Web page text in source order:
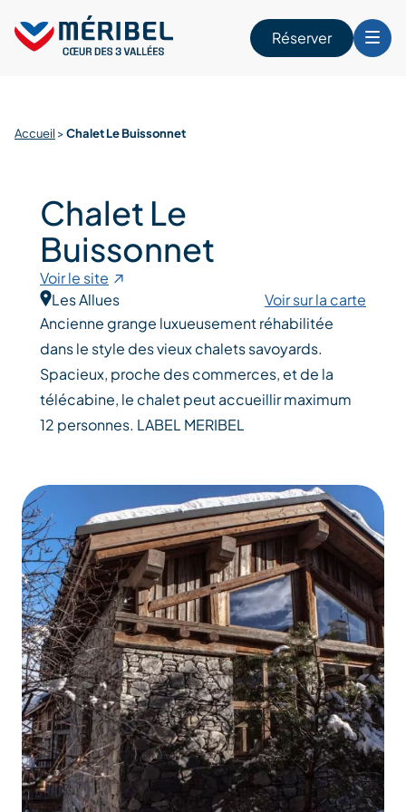
content
Réserver
Accueil >Chalet Le Buissonnet
Chalet Le
Buissonnet
Voir le site
Les Allues
Voir sur la carte
Ancienne grange luxueusement réhabilitée
dans le style des vieux chalets savoyards.
Spacieux, proche des commerces, et de la
télécabine, le chalet peut accueillir maximum
12 personnes. LABEL MERIBEL